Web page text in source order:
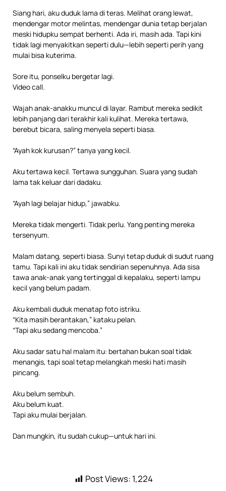
Siang hari, aku duduk lama di teras. Melihat orang lewat,
mendengar motor melintas, mendengar dunia tetap berjalan
meski hidupku sempat berhenti. Ada iri, masih ada. Tapi kini
tidak lagi menyakitkan seperti dulu—lebih seperti perih yang
mulai bisa kuterima.
Sore itu, ponselku bergetar lagi.
Video call.
Wajah anak-anakku muncul di layar. Rambut mereka sedikit
lebih panjang dari terakhir kali kulihat. Mereka tertawa,
berebut bicara, saling menyela seperti biasa.
“Ayah kok kurusan?” tanya yang kecil.
Aku tertawa kecil. Tertawa sungguhan. Suara yang sudah
lama tak keluar dari dadaku.
“Ayah lagi belajar hidup,” jawabku.
Mereka tidak mengerti. Tidak perlu. Yang penting mereka
tersenyum.
Malam datang, seperti biasa. Sunyi tetap duduk di sudut ruang
tamu. Tapi kali ini aku tidak sendirian sepenuhnya. Ada sisa
tawa anak-anak yang tertinggal di kepalaku, seperti lampu
kecil yang belum padam.
Aku kembali duduk menatap foto istriku.
“Kita masih berantakan,” kataku pelan.
“Tapi aku sedang mencoba.”
Aku sadar satu hal malam itu: bertahan bukan soal tidak
menangis, tapi soal tetap melangkah meski hati masih
pincang.
Aku belum sembuh.
Aku belum kuat.
Tapi aku mulai berjalan.
Dan mungkin, itu sudah cukup—untuk hari ini.
Post Views: 1,224